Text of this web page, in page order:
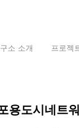
소 소개 프로젝
용도시네트